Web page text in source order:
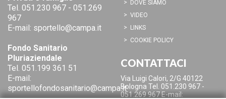
DOVE SIAMO
VIDEO
LINKS
COOKIE POLICY
CONTATTACI
Via Luigi Calori, 2/G 40122
Bologna Tel. 051.230 967 -
051.269 967E-mail:
Tel. 051.230 967 - 051.269
967
E-mail: sportello@campa.it
Fondo Sanitario
Pluriaziendale
Tel. 051.199 361 51
E-mail:
sportellofondosanitario@campa.it